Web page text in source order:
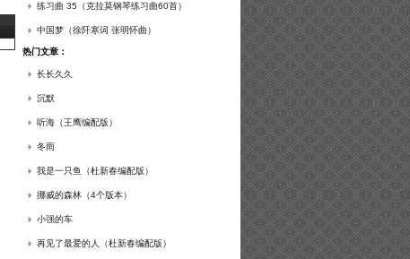
练习曲 35（克拉莫钢琴练习曲60首）
中国梦（徐阡寒词 张明怀曲）
热门文章：
长长久久
沉默
听海（王鹰编配版）
冬雨
我是一只鱼（杜新春编配版）
挪威的森林（4个版本）
小强的车
再见了最爱的人（杜新春编配版）